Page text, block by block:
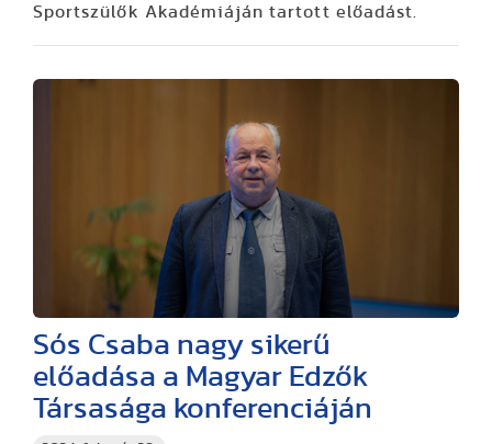
Sportszülők Akadémiáján tartott előadást.
Sós Csaba nagy sikerű
előadása a Magyar Edzők
Társasága konferenciáján